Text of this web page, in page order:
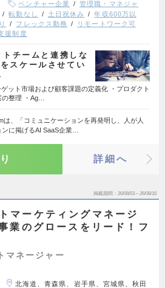
ベンチャー企業
管理職・マネジャ
転勤なし 土日祝休み
年収600万以
フレックス勤務
リモートワーク可
援制度
チームと連携しな
スケールさせてい
ゲット市場および顧客課題の定義化 ・プロダクト
整理 ・Ag…
は、「コミュニケーションを再発明し、人が人
に掲げるAI SaaS企業…
詳細へ
掲載期間 26/08/03～26/08/16
マーケティングマネージ
のグロースをリード！フ
マネージャー
北海道、青森県、岩手県、宮城県、秋田